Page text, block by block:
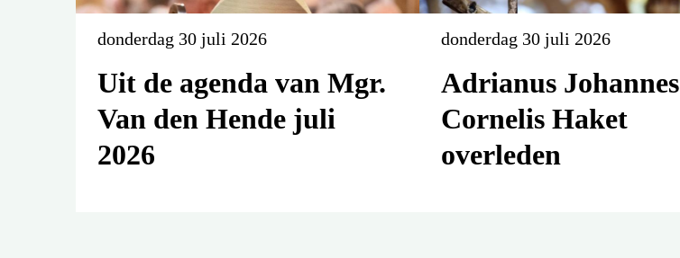
donderdag 30 juli 2026
Uit de agenda van Mgr.
Van den Hende juli
2026
donderdag 30 juli 2026
Adrianus Johannes
Cornelis Haket
overleden